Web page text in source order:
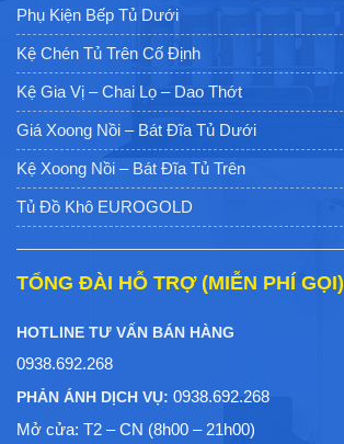
Phụ Kiện Bếp Tủ Dưới
Kệ Chén Tủ Trên Cố Định
Kệ Gia Vị – Chai Lọ – Dao Thớt
Giá Xoong Nồi – Bát Đĩa Tủ Dưới
Kệ Xoong Nồi – Bát Đĩa Tủ Trên
Tủ Đồ Khô EUROGOLD
TỔNG ĐÀI HỖ TRỢ (MIỄN PHÍ GỌI)
HOTLINE TƯ VẤN BÁN HÀNG
0938.692.268
PHẢN ÁNH DỊCH VỤ: 0938.692.268
Mở cửa: T2 – CN (8h00 – 21h00)